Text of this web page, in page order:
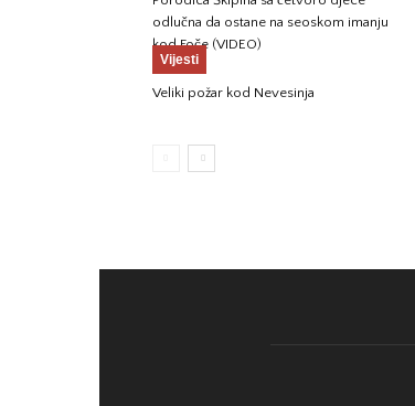
odlučna da ostane na seoskom imanju
kod Foče (VIDEO)
Vijesti
Veliki požar kod Nevesinja